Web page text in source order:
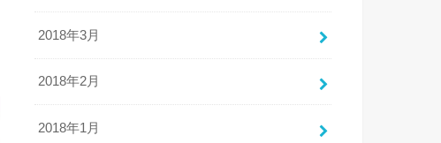
2018年3月
2018年2月
2018年1月